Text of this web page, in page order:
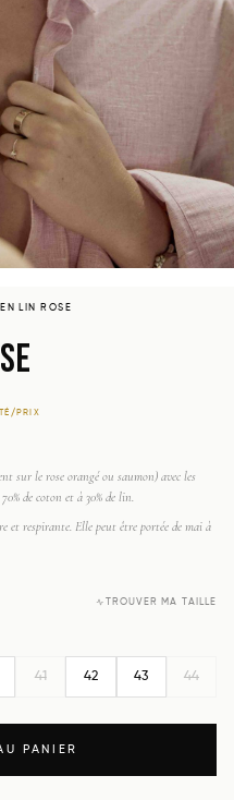
LIN ROSE
PRIX
sur le rose orangé ou saumon) avec les
de coton et à 30% de lin.
et respirante. Elle peut être portée de mai à
TROUVER MA TAILLE
41 42 43 44
PANIER